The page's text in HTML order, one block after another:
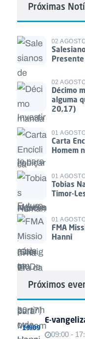
Próximas
02
02
Décimo
alguma
20,17)
01
Carta
Homem
01
Tobias
Timor-
01
FMA
Hanni
Próximos
19/09
E-
09:00 -